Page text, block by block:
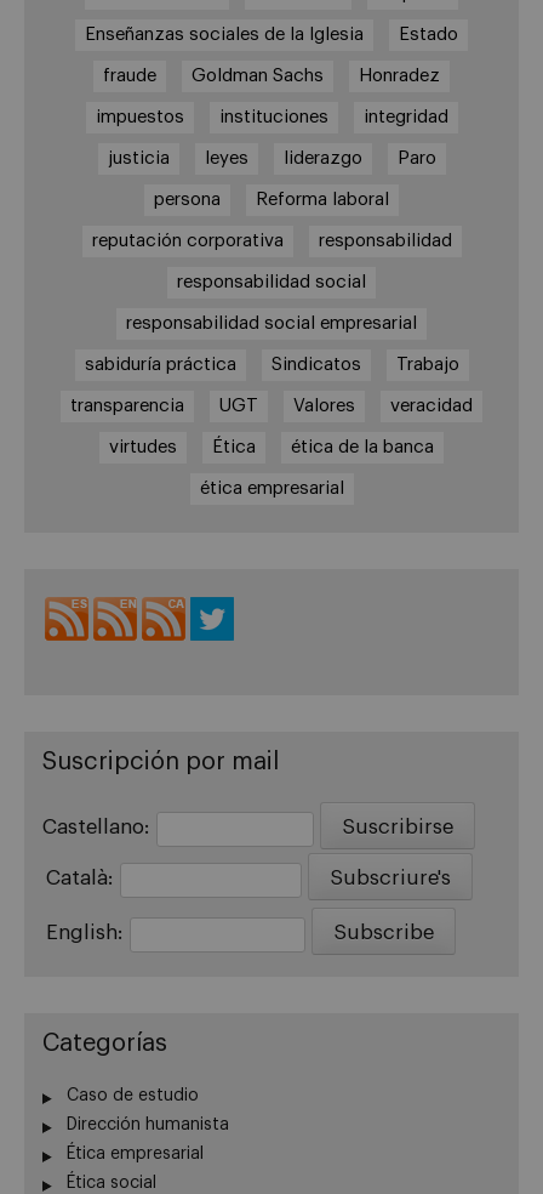
Enseñanzas sociales de la Iglesia Estado
fraude Goldman Sachs Honradez
impuestos instituciones integridad
justicia leyes liderazgo Paro
persona Reforma laboral
reputación corporativa responsabilidad
responsabilidad social
responsabilidad social empresarial
sabiduría práctica Sindicatos Trabajo
transparencia UGT Valores veracidad
virtudes Ética ética de la banca
ética empresarial
Suscripción por mail
Castellano:
Català:
English:
Categorías
Caso de estudio
Dirección humanista
Ética empresarial
Ética social